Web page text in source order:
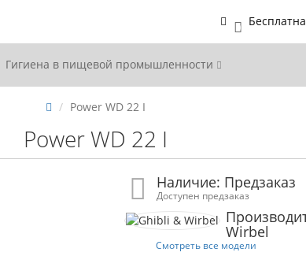
0
Гигиена в пищевой промышленности
Power WD 22 I
Power WD 22 I
Наличие: Предзаказ
Доступен предзаказ
Wirbel
Смотреть все модели